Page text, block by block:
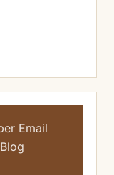
Email